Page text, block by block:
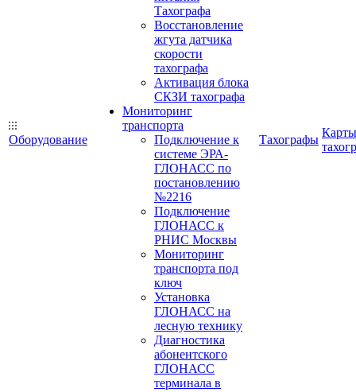
Оборудование
Тахографа
Восстановление
жгута датчика
скорости
тахографа
Активация блока
СКЗИ тахографа
Мониторинг
транспорта
Подключение к
системе ЭРА-
ГЛОНАСС по
постановлению
№2216
Подключение
ГЛОНАСС к
РНИС Москвы
Мониторинг
транспорта под
ключ
Установка
ГЛОНАСС на
лесную технику
Диагностика
абонентского
ГЛОНАСС
терминала в
Тахографы
Карты